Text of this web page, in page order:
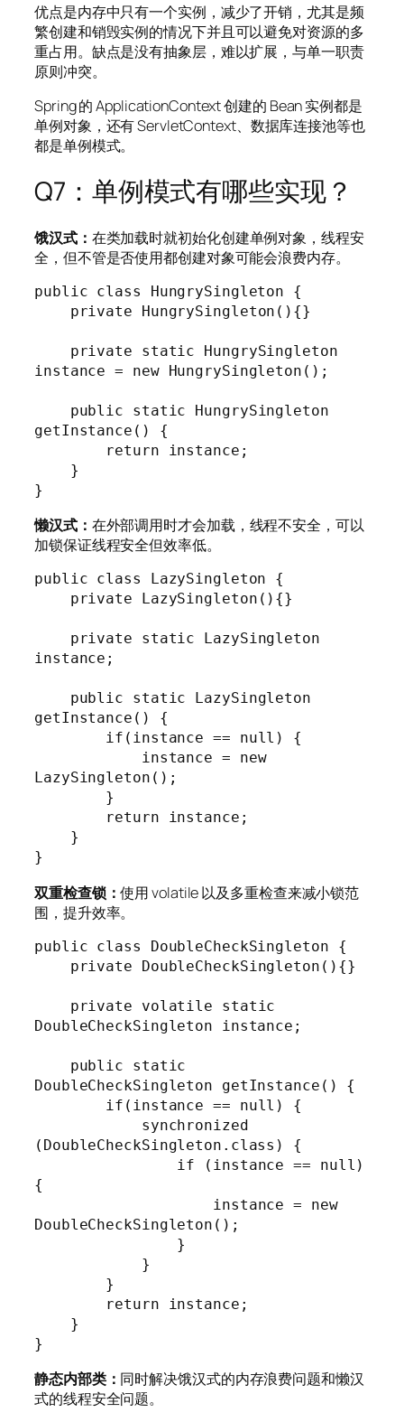
优点是内存中只有一个实例，减少了开销，尤其是频
繁创建和销毁实例的情况下并且可以避免对资源的多
重占用。缺点是没有抽象层，难以扩展，与单一职责
原则冲突。
Spring 的 ApplicationContext 创建的 Bean 实例都是
单例对象，还有 ServletContext、数据库连接池等也
都是单例模式。
Q7：单例模式有哪些实现？
饿汉式： 在类加载时就初始化创建单例对象，线程安
全，但不管是否使用都创建对象可能会浪费内存。
public class HungrySingleton {
instance = new HungrySingleton();
getInstance() {
}
懒汉式： 在外部调用时才会加载，线程不安全，可以
加锁保证线程安全但效率低。
public class LazySingleton {
instance;
getInstance() {
LazySingleton();
}
双重检查锁：使用 volatile 以及多重检查来减小锁范
围，提升效率。
public class DoubleCheckSingleton {
DoubleCheckSingleton instance;
DoubleCheckSingleton getInstance() {
(DoubleCheckSingleton.class) {
{
DoubleCheckSingleton();
}
静态内部类： 同时解决饿汉式的内存浪费问题和懒汉
式的线程安全问题。